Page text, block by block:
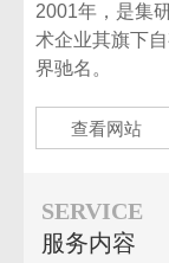
2001年，是集
术企业其旗下
界驰名。
查看网站
SERVICE
服务内容